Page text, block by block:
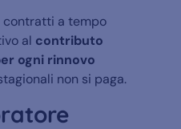
a tempo
al contributo
ogni rinnovo
non si paga.